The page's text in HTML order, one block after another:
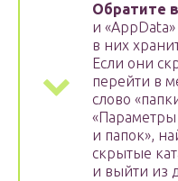
Обратите
и
в них
Если они
перейти в
слово
и папок»,
скрытые
и выйти из